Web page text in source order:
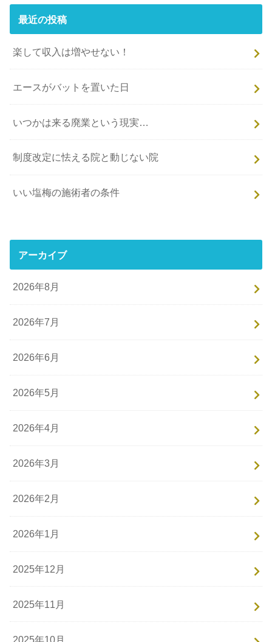
最近の投稿
楽して収入は増やせない！
エースがバットを置いた日
いつかは来る廃業という現実…
制度改定に怯える院と動じない院
いい塩梅の施術者の条件
アーカイブ
2026年8月
2026年7月
2026年6月
2026年5月
2026年4月
2026年3月
2026年2月
2026年1月
2025年12月
2025年11月
2025年10月